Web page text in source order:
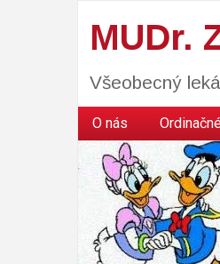
MUDr.
Všeobecný
O nás